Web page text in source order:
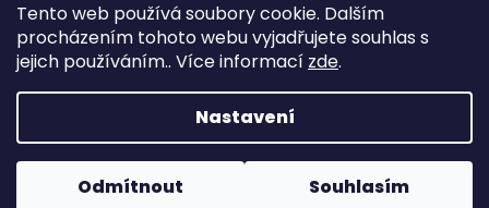
Tento web používá soubory cookie. Dalším
procházením tohoto webu vyjadřujete souhlas s
jejich používáním.. Více informací zde.
Nastavení
Odmítnout Souhlasím
Oblíbené série svítidel: Nordlux Alton
Nordlux Milford Nordlux Oja Nordlux Ellen
Nordlux Explore Nordlux Landon
Vytvořil Shoptet
Copyright 2026SPECTRUM CZ s.r.o.. Všechna práva